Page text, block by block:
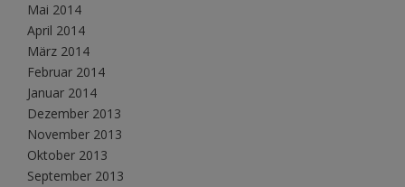
Mai 2014
April 2014
März 2014
Februar 2014
Januar 2014
Dezember 2013
November 2013
Oktober 2013
September 2013